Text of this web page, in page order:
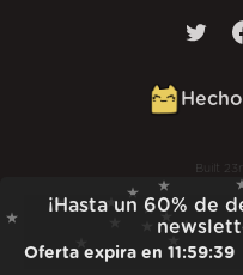
¡Hasta un 60% de
Oferta expira en 11:59:38
Built